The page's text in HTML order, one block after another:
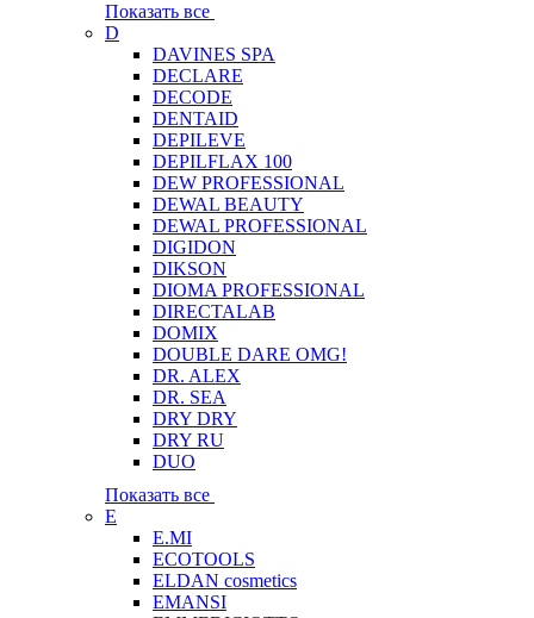
Показать все
D
DAVINES SPA
DECLARE
DECODE
DENTAID
DEPILEVE
DEPILFLAX 100
DEW PROFESSIONAL
DEWAL BEAUTY
DEWAL PROFESSIONAL
DIGIDON
DIKSON
DIOMA PROFESSIONAL
DIRECTALAB
DOMIX
DOUBLE DARE OMG!
DR. ALEX
DR. SEA
DRY DRY
DRY RU
DUO
Показать все
E
E.MI
ECOTOOLS
ELDAN cosmetics
EMANSI